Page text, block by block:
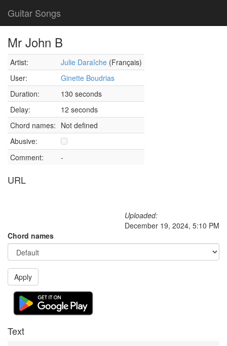
Guitar Songs
Mr John B
Artist: Julie Daraîche (Français)
User:
Ginette Boudrias
Duration:
130 seconds
Delay:
12 seconds
Chord names: Not defined
Abusive:
Comment:
-
URL
Uploaded:
December 19, 2024, 5:10 PM
Chord names
Apply
Text